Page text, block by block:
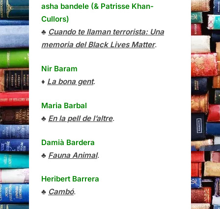
asha bandele (& Patrisse Khan-
Cullors)
♣ Cuando te llaman terrorista: Una
memoria del Black Lives Matter.
Nir Baram
♦ La bona gent.
Maria Barbal
♣ En la pell de l’altre.
Damià Bardera
♣ Fauna Animal.
Heribert Barrera
♣ Cambó.